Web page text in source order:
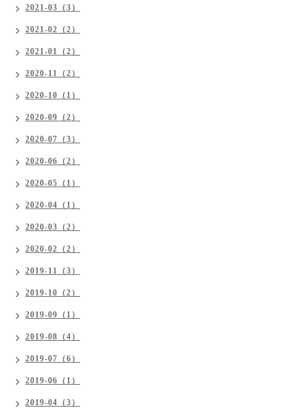
2021-03（3）
2021-02（2）
2021-01（2）
2020-11（2）
2020-10（1）
2020-09（2）
2020-07（3）
2020-06（2）
2020-05（1）
2020-04（1）
2020-03（2）
2020-02（2）
2019-11（3）
2019-10（2）
2019-09（1）
2019-08（4）
2019-07（6）
2019-06（1）
2019-04（3）